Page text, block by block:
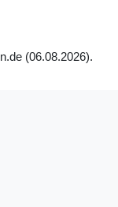
(06.08.2026).